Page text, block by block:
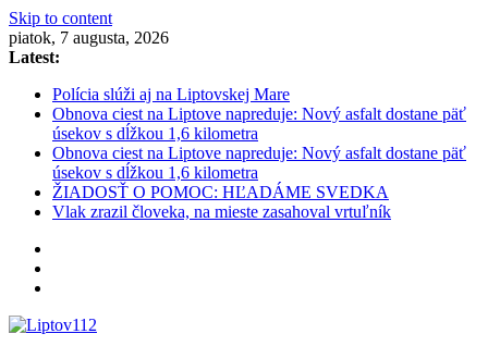
Skip to content
piatok, 7 augusta, 2026
Latest:
Polícia slúži aj na Liptovskej Mare
Obnova ciest na Liptove napreduje: Nový asfalt dostane päť
úsekov s dĺžkou 1,6 kilometra
Obnova ciest na Liptove napreduje: Nový asfalt dostane päť
úsekov s dĺžkou 1,6 kilometra
ŽIADOSŤ O POMOC: HĽADÁME SVEDKA
Vlak zrazil človeka, na mieste zasahoval vrtuľník